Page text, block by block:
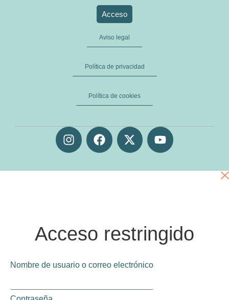
Acceso
Aviso legal
Política de privacidad
Política de cookies
Acceso restringido
Nombre de usuario o correo electrónico